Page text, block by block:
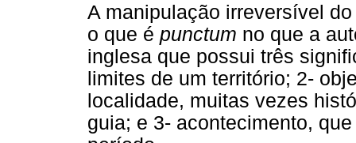
A manipulação irreversível
o que é punctum no que a
inglesa que possui três
limites de um território; 2-
localidade, muitas vezes
guia; e 3- acontecimento,